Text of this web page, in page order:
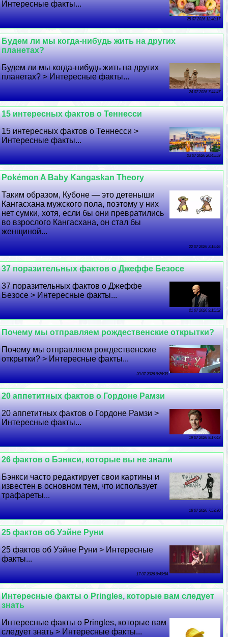
Интересные факты...
25 07 2026 12:40:17
Будем ли мы когда-нибудь жить на других
планетах?
Будем ли мы когда-нибудь жить на других
планетах? > Интересные факты...
24 07 2026 7:44:47
15 интересных фактов о Теннесси
15 интересных фактов о Теннесси >
Интересные факты...
23 07 2026 20:45:59
Pokémon A Baby Kangaskan Theory
Таким образом, Кубоне — это детеныши
Кангасхана мужского пола, поэтому у них
нет сумки, хотя, если бы они превратились
во взрослого Кангасхана, он стал бы
женщиной...
22 07 2026 3:15:46
37 поразительных фактов о Джеффе Безосе
37 поразительных фактов о Джеффе
Безосе > Интересные факты...
21 07 2026 9:15:52
Почему мы отправляем рождественские открытки?
Почему мы отправляем рождественские
открытки? > Интересные факты...
20 07 2026 9:26:39
20 аппетитных фактов о Гордоне Рамзи
20 аппетитных фактов о Гордоне Рамзи >
Интересные факты...
19 07 2026 9:17:43
26 фактов о Бэнкси, которые вы не знали
Бэнкси часто редактирует свои картины и
известен в основном тем, что использует
трафареты...
18 07 2026 7:53:30
25 фактов об Уэйне Руни
25 фактов об Уэйне Руни > Интересные
факты...
17 07 2026 9:40:54
Интересные факты о Pringles, которые вам следует
знать
Интересные факты о Pringles, которые вам
следует знать > Интересные факты...